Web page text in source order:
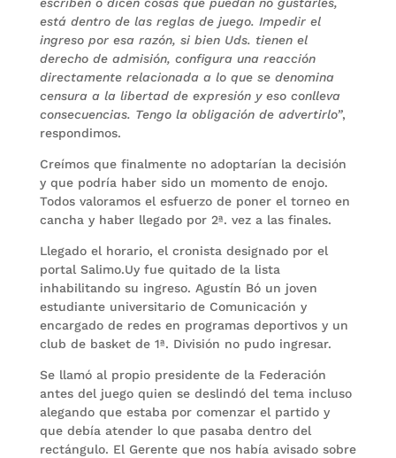
está dentro de las reglas de juego. Impedir el
ingreso por esa razón, si bien Uds. tienen el
derecho de admisión, configura una reacción
directamente relacionada a lo que se denomina
censura a la libertad de expresión y eso conlleva
consecuencias. Tengo la obligación de advertirlo”,
respondimos.
Creímos que finalmente no adoptarían la decisión
y que podría haber sido un momento de enojo.
Todos valoramos el esfuerzo de poner el torneo en
cancha y haber llegado por 2ª. vez a las finales.
Llegado el horario, el cronista designado por el
portal Salimo.Uy fue quitado de la lista
inhabilitando su ingreso. Agustín Bó un joven
estudiante universitario de Comunicación y
encargado de redes en programas deportivos y un
club de basket de 1ª. División no pudo ingresar.
Se llamó al propio presidente de la Federación
antes del juego quien se deslindó del tema incluso
alegando que estaba por comenzar el partido y
que debía atender lo que pasaba dentro del
rectángulo. El Gerente que nos había avisado sobre